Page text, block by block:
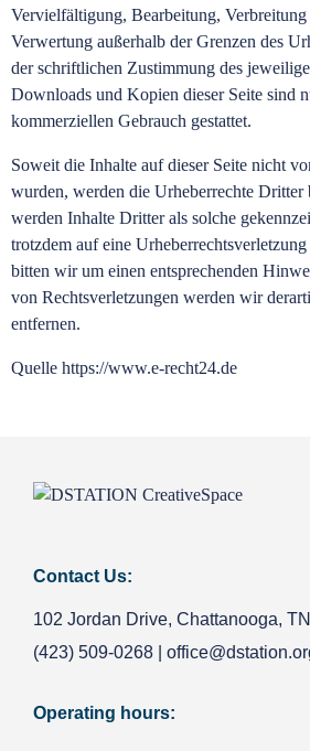
Vervielfältigung, Bearbeitung,
Verwertung außerhalb der Grenzen des
der schriftlichen Zustimmung des
Downloads und Kopien dieser Seite sind
kommerziellen Gebrauch gestattet.
Soweit die Inhalte auf dieser Seite nicht
wurden, werden die Urheberrechte Dritter
werden Inhalte Dritter als solche
trotzdem auf eine
bitten wir um einen entsprechenden
von Rechtsverletzungen werden wir
entfernen.
Quelle https://www.e-recht24.de
Contact Us:
102 Jordan Drive, Chattanooga,
(423) 509-0268
Operating hours: